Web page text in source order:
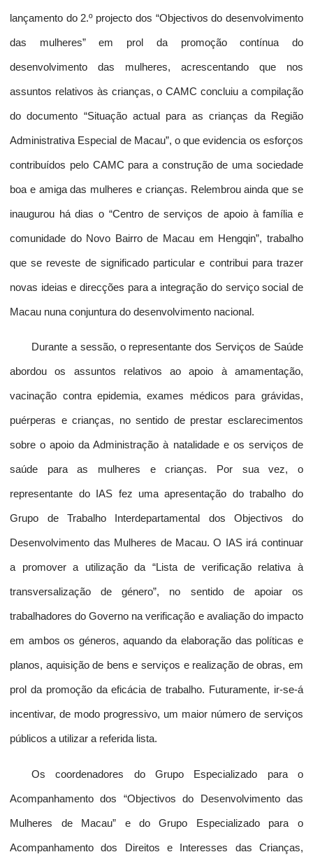
lançamento do 2.º projecto dos “Objectivos do desenvolvimento
das mulheres” em prol da promoção contínua do
desenvolvimento das mulheres, acrescentando que nos
assuntos relativos às crianças, o CAMC concluiu a compilação
do documento “Situação actual para as crianças da Região
Administrativa Especial de Macau”, o que evidencia os esforços
contribuídos pelo CAMC para a construção de uma sociedade
boa e amiga das mulheres e crianças. Relembrou ainda que se
inaugurou há dias o “Centro de serviços de apoio à família e
comunidade do Novo Bairro de Macau em Hengqin”, trabalho
que se reveste de significado particular e contribui para trazer
novas ideias e direcções para a integração do serviço social de
Macau nuna conjuntura do desenvolvimento nacional.
Durante a sessão, o representante dos Serviços de Saúde
abordou os assuntos relativos ao apoio à amamentação,
vacinação contra epidemia, exames médicos para grávidas,
puérperas e crianças, no sentido de prestar esclarecimentos
sobre o apoio da Administração à natalidade e os serviços de
saúde para as mulheres e crianças. Por sua vez, o
representante do IAS fez uma apresentação do trabalho do
Grupo de Trabalho Interdepartamental dos Objectivos do
Desenvolvimento das Mulheres de Macau. O IAS irá continuar
a promover a utilização da “Lista de verificação relativa à
transversalização de género”, no sentido de apoiar os
trabalhadores do Governo na verificação e avaliação do impacto
em ambos os géneros, aquando da elaboração das políticas e
planos, aquisição de bens e serviços e realização de obras, em
prol da promoção da eficácia de trabalho. Futuramente, ir-se-á
incentivar, de modo progressivo, um maior número de serviços
públicos a utilizar a referida lista.
Os coordenadores do Grupo Especializado para o
Acompanhamento dos “Objectivos do Desenvolvimento das
Mulheres de Macau” e do Grupo Especializado para o
Acompanhamento dos Direitos e Interesses das Crianças,